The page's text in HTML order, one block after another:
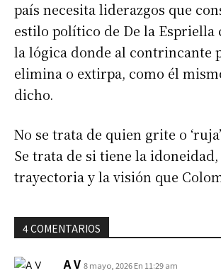
país necesita liderazgos que
estilo político de De la Espriella
la lógica donde al contrincante
elimina o extirpa, como él
dicho.
No se trata de quien grite o
Se trata de si tiene la idoneidad,
trayectoria y la visión que
4 COMENTARIOS
A V 8 mayo, 2026 En 11:29 am